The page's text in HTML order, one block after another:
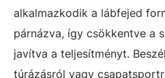
alkalmazkodik a lábfejed
párnázva, így csökkentve a
javítva a teljesítményt.
túrázásról vagy